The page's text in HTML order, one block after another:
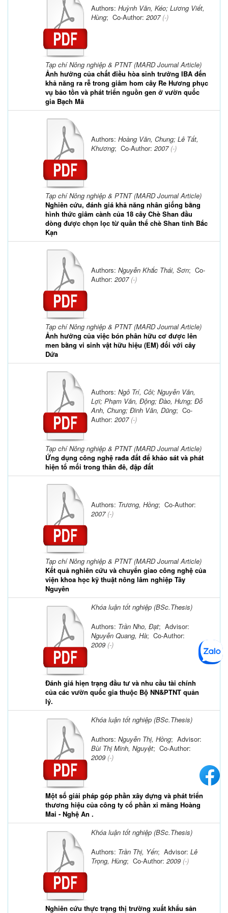
Tạp chí Nông nghiệp & PTNT (MARD Journal Article)
Ảnh hưởng của chất điều hòa sinh trưởng IBA đến
khả năng ra rễ trong giâm hom cây Re Hương phục
vụ bảo tồn và phát triển nguồn gen ở vườn quốc
gia Bạch Mã
Authors: Huỳnh Văn, Kéo; Lương Viết,
Hùng; Co-Author: 2007(-)
Tạp chí Nông nghiệp & PTNT (MARD Journal Article)
Nghiên cứu, đánh giá khả năng nhân giống bằng
hình thức giâm cành của 18 cây Chè Shan đầu
dòng được chọn lọc từ quần thể chè Shan tỉnh Bắc
Kạn
Authors: Hoàng Văn, Chung; Lê Tất,
Khương; Co-Author: 2007(-)
Tạp chí Nông nghiệp & PTNT (MARD Journal Article)
Ảnh hưởng của việc bón phân hữu cơ được lên
men bằng vi sinh vật hữu hiệu (EM) đối với cây
Dứa
Authors: Nguyễn Khắc Thái, Sơn; Co-
Author: 2007(-)
Tạp chí Nông nghiệp & PTNT (MARD Journal Article)
Ứng dụng công nghệ rađa đất để khảo sát và phát
hiện tổ mối trong thân đê, đập đất
Authors: Ngô Trí, Côi; Nguyễn Văn,
Lợi; Phạm Văn, Động; Đào, Hưng; Đỗ
Anh, Chung; Đinh Văn, Dũng; Co-
Author: 2007(-)
Tạp chí Nông nghiệp & PTNT (MARD Journal Article)
Kết quả nghiên cứu và chuyển giao công nghệ của
viện khoa học kỹ thuật nông lâm nghiệp Tây
Nguyên
Authors: Trương, Hồng; Co-Author:
2007(-)
Khóa luận tốt nghiệp (BSc.Thesis)
Đánh giá hiẹn trạng đầu tư và nhu cầu tài chính
của các vườn quốc gia thuộc Bộ NN&PTNT quản
lý.
Authors: Trần Nho, Đạt; Advisor:
Nguyễn Quang, Hà; Co-Author:
2009 (-)
Khóa luận tốt nghiệp (BSc.Thesis)
Một số giải pháp góp phần xây dựng và phát triển
thương hiệu của công ty cổ phần xi măng Hoàng
Mai - Nghệ An .
Authors: Nguyễn Thị, Hồng; Advisor:
Bùi Thị Minh, Nguyệt; Co-Author:
2009 (-)
Khóa luận tốt nghiệp (BSc.Thesis)
Nghiên cứu thực trạng thị trường xuất khẩu sản
Authors: Trần Thị, Yến; Advisor: Lê
Trọng, Hùng; Co-Author: 2009 (-)